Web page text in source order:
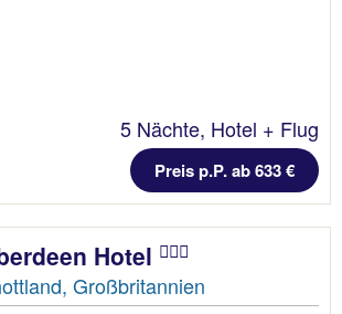
5 Nächte, Hotel + Flug
Preis p.P. ab 633 €
Hotel
Großbritannien